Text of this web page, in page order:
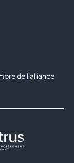
de l'alliance